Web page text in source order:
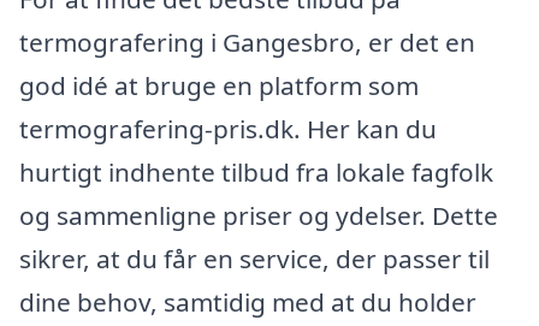
termografering i Gangesbro, er det en
god idé at bruge en platform som
termografering-pris.dk. Her kan du
hurtigt indhente tilbud fra lokale fagfolk
og sammenligne priser og ydelser. Dette
sikrer, at du får en service, der passer til
dine behov, samtidig med at du holder